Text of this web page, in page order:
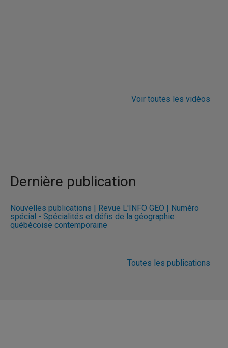
Voir toutes les vidéos
Dernière publication
Nouvelles publications | Revue L'INFO GÉO | Numéro
spécial - Spécialités et défis de la géographie
québécoise contemporaine
Toutes les publications